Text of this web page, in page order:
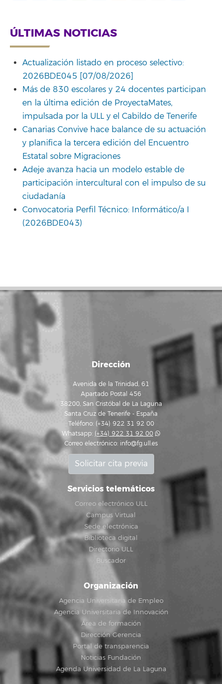
ÚLTIMAS NOTICIAS
Actualización listado en proceso selectivo:
2026BDE045 [07/08/2026]
Más de 830 escolares y 24 docentes participan
en la última edición de ProyectaMates,
impulsada por la ULL y el Cabildo de Tenerife
Canarias Convive hace balance de su actuación
y planifica la tercera edición del Encuentro
Estatal sobre Migraciones
Adeje avanza hacia un modelo estable de
participación intercultural con el impulso de su
ciudadanía
Convocatoria Perfil Técnico: Informático/a I
(2026BDE043)
Dirección
Avenida de la Trinidad, 61
Apartado Postal 456
38200, San Cristóbal de La Laguna
Santa Cruz de Tenerife - España
Teléfono: (+34) 922 31 92 00
Whatsapp: (+34) 922 31 92 00
Correo electrónico: info@fg.ull.es
Solicitar cita previa
Servicios telemáticos
Correo electrónico ULL
Campus Virtual
Sede electrónica
Biblioteca digital
Directorio ULL
Buscador
Organización
Agencia Universitaria de Empleo
Agencia Universitaria de Innovación
Área de formación
Dirección Gerencia
Portal de transparencia
Noticias Fundación
Agenda Universidad de La Laguna